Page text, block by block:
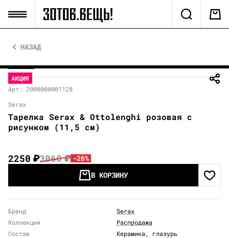
НАЗАД
АКЦИЯ
Арт: 2000000001128
Serax
Тарелка Serax & Ottolenghi розовая с
рисунком (11,5 см)
2250₽3060₽ -26%
В КОРЗИНУ
Бренд
Serax
Коллекция
Распродажа
Состав
Керамика, глазурь